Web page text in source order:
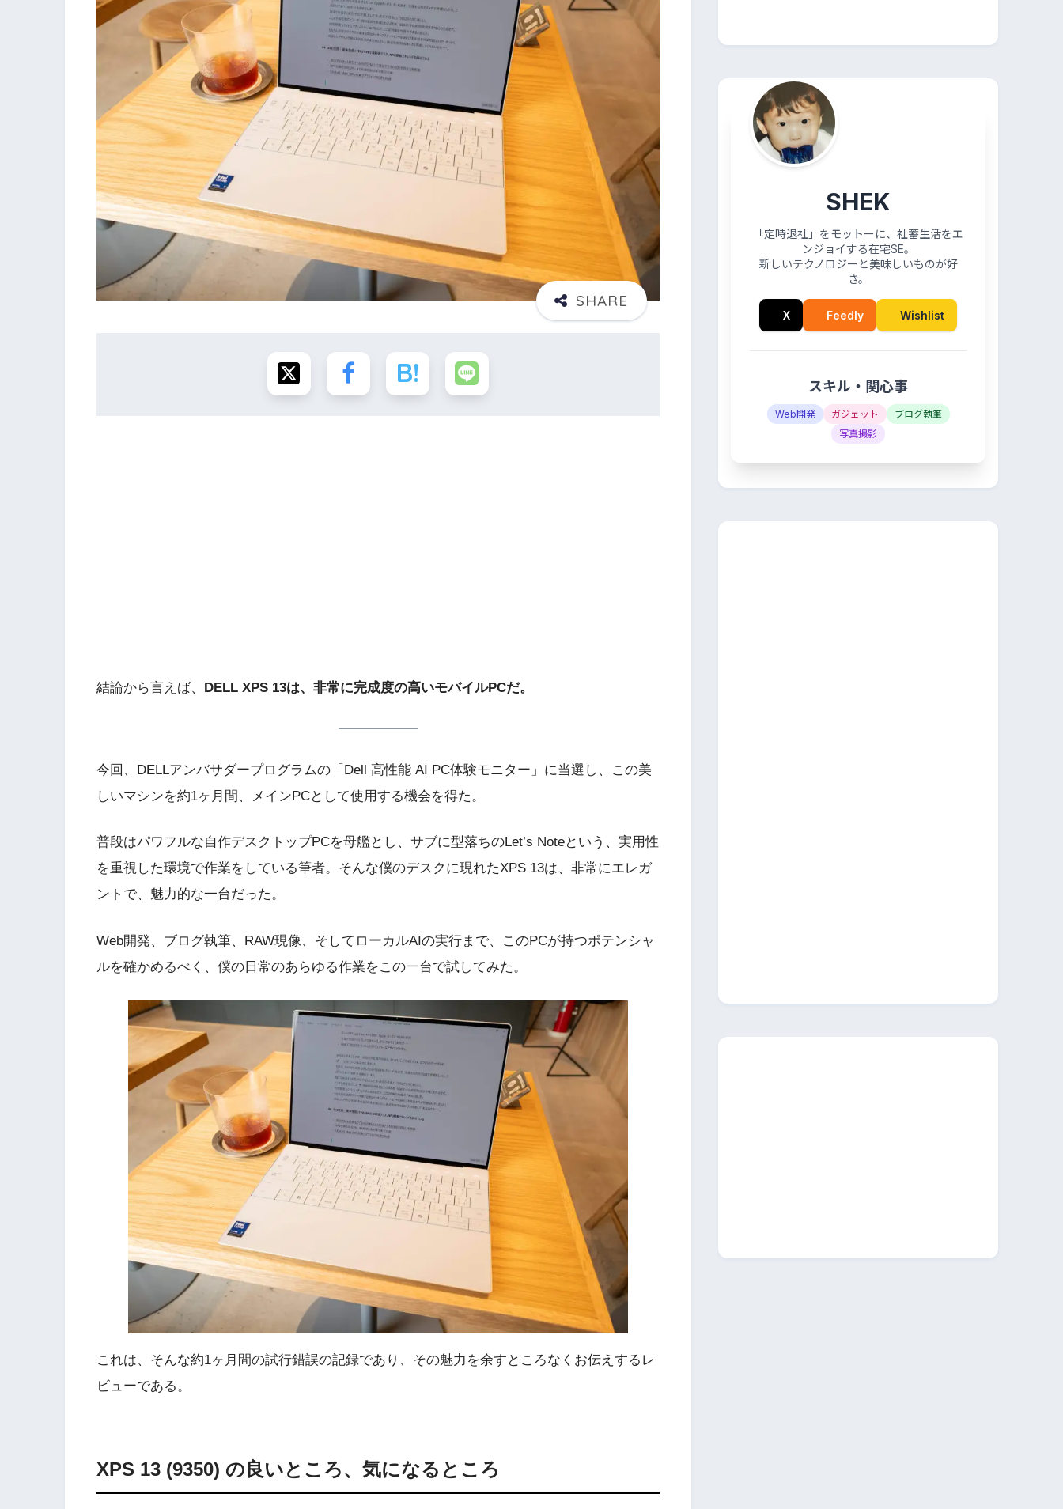
結論から言えば、 DELL XPS 13は、非常に完成度の高いモバイルPCだ。
今回、DELLアンバサダープログラムの「Dell 高性能 AI PC体験モニター」に当選し、この美
しいマシンを約1ヶ月間、メインPCとして使用する機会を得た。
普段はパワフルな自作デスクトップPCを母艦とし、サブに型落ちのLet’s Noteという、実用性
を重視した環境で作業をしている筆者。そんな僕のデスクに現れたXPS 13は、非常にエレガ
ントで、魅力的な一台だった。
Web開発、ブログ執筆、RAW現像、そしてローカルAIの実行まで、このPCが持つポテンシャ
ルを確かめるべく、僕の日常のあらゆる作業をこの一台で試してみた。
これは、そんな約1ヶ月間の試行錯誤の記録であり、その魅力を余すところなくお伝えするレ
ビューである。
XPS 13 (9350) の良いところ、気になるところ
SHEK
「定時退社」をモットーに、社蓄生活をエ
ンジョイする在宅SE。
新しいテクノロジーと美味しいものが好
き。
X Feedly Wishlist
スキル・関心事
Web開発 ガジェット
ブログ執筆
写真撮影